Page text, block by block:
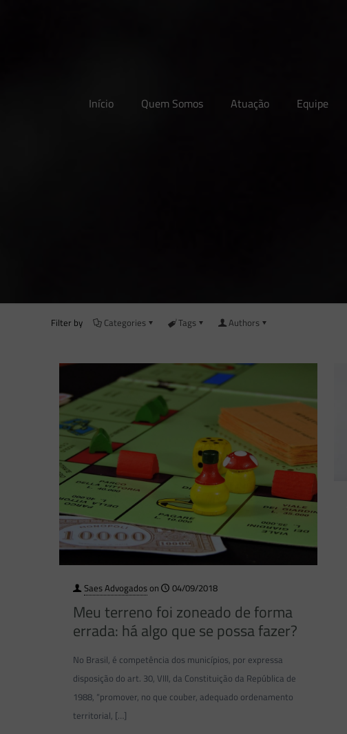
Início Quem Somos Atuação Equipe
Filter by Categories Tags Authors
Saes Advogadoson 04/09/2018
Meu terreno foi zoneado de forma
errada: há algo que se possa fazer?
No Brasil, é competência dos municípios, por expressa
disposição do art. 30, VIII, da Constituição da República de
1988, “promover, no que couber, adequado ordenamento
territorial, […]